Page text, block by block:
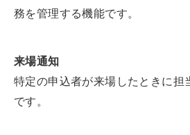
務を管理する機能です。
来場通知
特定の申込者が来場したときに担
です。